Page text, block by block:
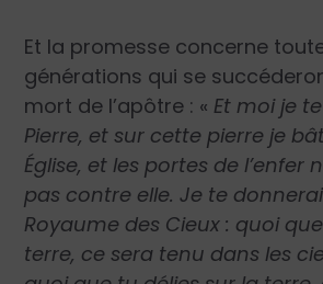
Et la promesse concerne
générations qui se
mort de l’apôtre : « Et moi je
Pierre, et sur cette pierre je
Église, et les portes de l’enfer
pas contre elle. Je te
Royaume des Cieux : quoi
terre, ce sera tenu dans les